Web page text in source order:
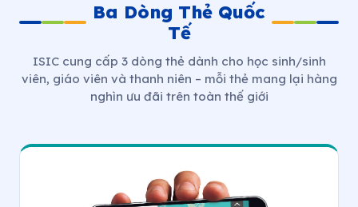
Ba Dòng Thẻ Quốc
Tế
ISIC cung cấp 3 dòng thẻ dành cho học sinh/sinh
viên, giáo viên và thanh niên – mỗi thẻ mang lại hàng
nghìn ưu đãi trên toàn thế giới